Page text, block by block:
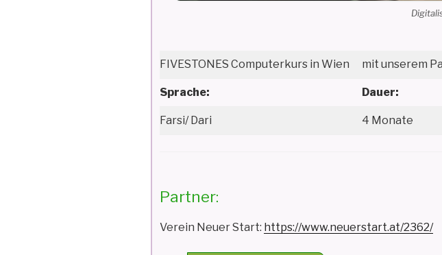
FIVESTONES Computerkurs in Wien mit unserem
Sprache: Dauer:
Farsi/ Dari 4 Monate
Partner:
Verein Neuer Start: https://www.neuerstart.at/2362/